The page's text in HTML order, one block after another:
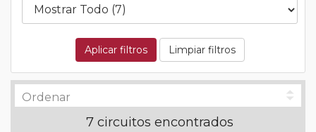
Aplicar filtros Limpiar filtros
7 circuitos encontrados